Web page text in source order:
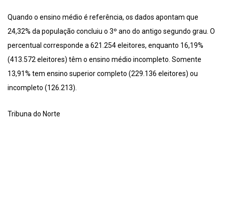
Quando o ensino médio é referência, os dados apontam que
24,32% da população concluiu o 3º ano do antigo segundo grau. O
percentual corresponde a 621.254 eleitores, enquanto 16,19%
(413.572 eleitores) têm o ensino médio incompleto. Somente
13,91% tem ensino superior completo (229.136 eleitores) ou
incompleto (126.213).
Tribuna do Norte